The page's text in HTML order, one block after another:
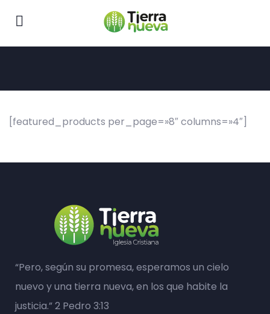
[featured_products per_page=»8″ columns=»4″]
“Pero, según su promesa, esperamos un cielo
nuevo y una tierra nueva, en los que habite la
justicia.” 2 Pedro 3:13